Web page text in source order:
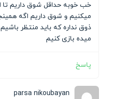
خب خوبه حداقل شوق داریم تا
میکنیم و شوق داریم اگه
ذوق نداره که باید منتظر
میده بازی کنیم
پاسخ
parsa nikoubayan